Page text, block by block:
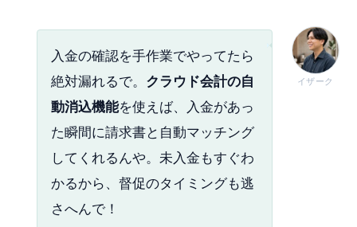
イザーク
入金の確認を手作業でやってたら
絶対漏れるで。 クラウド会計の自
動消込機能を使えば、入金があっ
た瞬間に請求書と自動マッチング
してくれるんや。未入金もすぐわ
かるから、督促のタイミングも逃
さへんで！